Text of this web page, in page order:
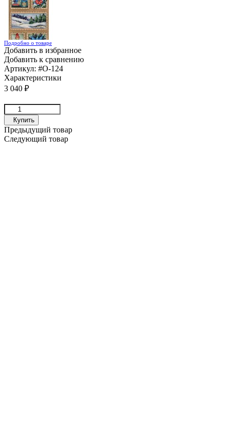
Подробно о товаре
Добавить в избранное
Добавить к сравнению
Артикул: #О-124
Характеристики
3 040 ₽
Купить
Предыдущий товар
Следующий товар